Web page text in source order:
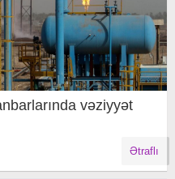
vəziyyət
Ətraflı